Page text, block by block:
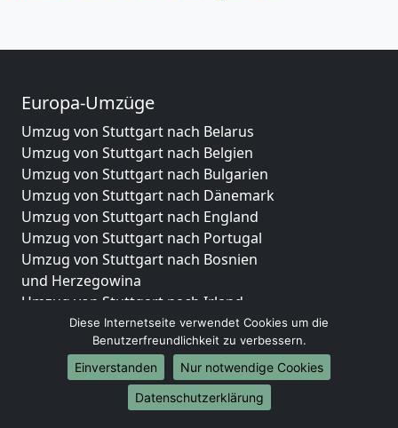
Europa-Umzüge
Umzug von Stuttgart nach Belarus
Umzug von Stuttgart nach Belgien
Umzug von Stuttgart nach Bulgarien
Umzug von Stuttgart nach Dänemark
Umzug von Stuttgart nach England
Umzug von Stuttgart nach Portugal
Umzug von Stuttgart nach Bosnien
und Herzegowina
Umzug von Stuttgart nach Irland
Umzug von Stuttgart nach Lettland
Umzug von Stuttgart nach Zypern
Umzug von Stuttgart nach Kroatien
Umzug von Stuttgart nach Estland
Umzug von Stuttgart nach Finnland
Diese Internetseite verwendet Cookies um die
Benutzerfreundlichkeit zu verbessern.
Einverstanden
Nur notwendige Cookies
Datenschutzerklärung